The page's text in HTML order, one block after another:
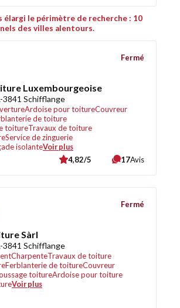
élargi le périmètre de recherche : 10
des villes alentours.
Luxembourgeoise
3841 Schifflange
Ardoise pour toitureCouvreur
de toiture
toitureTravaux de toiture
Service de zinguerie
isolanteVoir plus
Fermé
4,82/5 17Avis
Sàrl
3841 Schifflange
CharpenteTravaux de toiture
Ferblanterie de toitureCouvreur
toitureArdoise pour toiture
Voir plus
Fermé